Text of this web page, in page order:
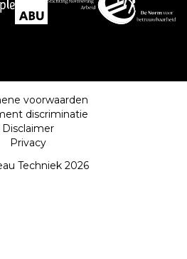
voorwaarden
discriminatie
Disclaimer
Privacy
Techniek 2026